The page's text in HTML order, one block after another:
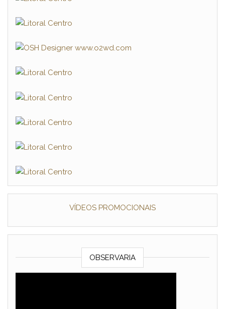
VÍDEOS PROMOCIONAIS
OBSERVARIA